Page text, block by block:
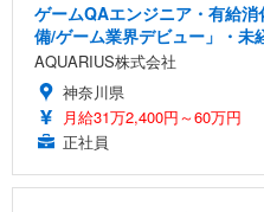
ゲームQAエンジニア・有給
備/ゲーム業界デビュー」・未
AQUARIUS株式会社
神奈川県
月給31万2,400円～60万円
正社員